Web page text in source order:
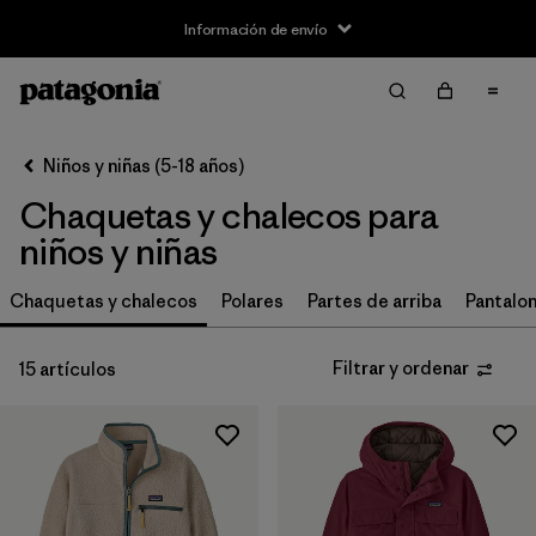
Información de envío
Filtrar y ordenar
Filtrar por
Size
XS
XXL
Niños y niñas (5-18 años)
Chaquetas y chalecos para
niños y niñas
Chaquetas y chalecos Polares Partes de arriba
15 artículos Filtrar y ordenar